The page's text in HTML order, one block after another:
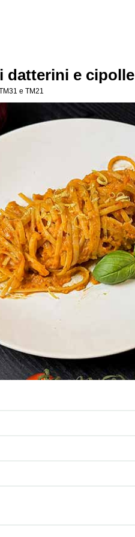
datterini e cipolle
e TM21